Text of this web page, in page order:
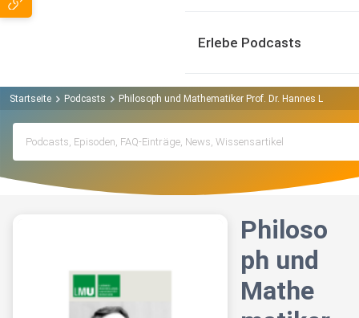
Erlebe Podcasts
Startseite Podcasts Philosoph und Mathematiker Prof. Dr. Hannes Leitgeb -
Philoso
ph und
Mathe